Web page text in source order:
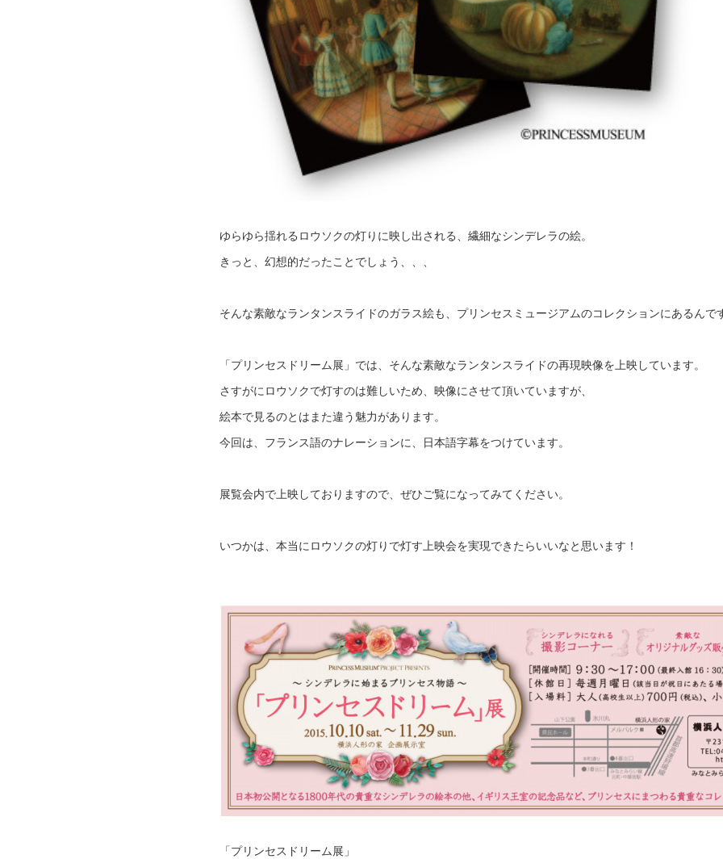
ゆらゆら揺れるロウソクの灯りに映し出される、繊細なシンデレラの絵。
きっと、幻想的だったことでしょう、、、
そんな素敵なランタンスライドのガラス絵も、プリンセスミュージアムのコレクションにあるんで
「プリンセスドリーム展」では、そんな素敵なランタンスライドの再現映像を上映しています。
さすがにロウソクで灯すのは難しいため、映像にさせて頂いていますが、
絵本で見るのとはまた違う魅力があります。
今回は、フランス語のナレーションに、日本語字幕をつけています。
展覧会内で上映しておりますので、ぜひご覧になってみてください。
いつかは、本当にロウソクの灯りで灯す上映会を実現できたらいいなと思います！
「プリンセスドリーム展」